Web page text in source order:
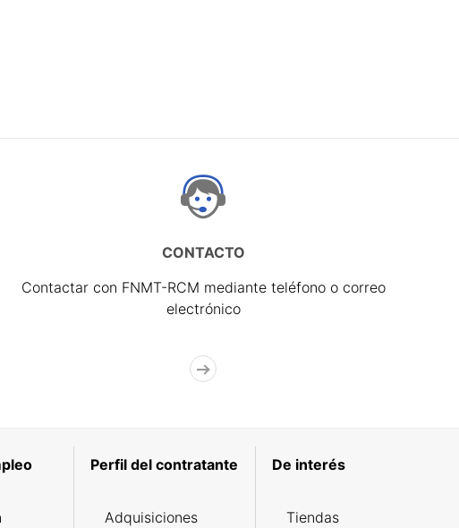
CONTACTO
Contactar con FNMT-RCM mediante teléfono o correo
electrónico
Perfil del contratante
Adquisiciones
De interés
Tiendas